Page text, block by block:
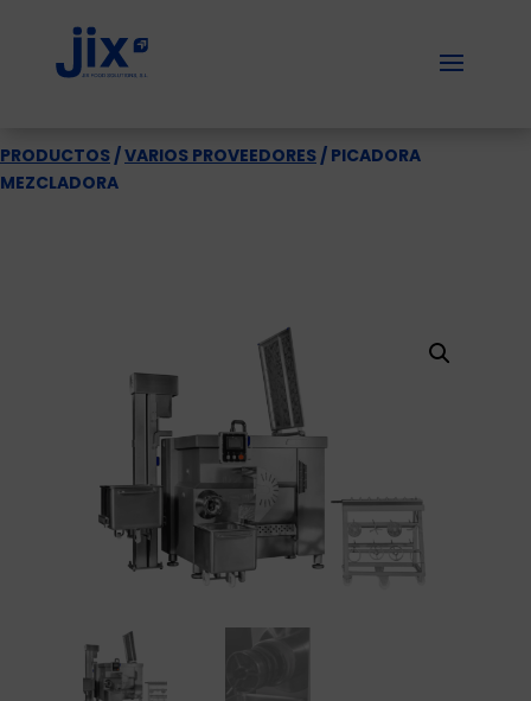
PRODUCTOS /VARIOS PROVEEDORES / PICADORA
MEZCLADORA